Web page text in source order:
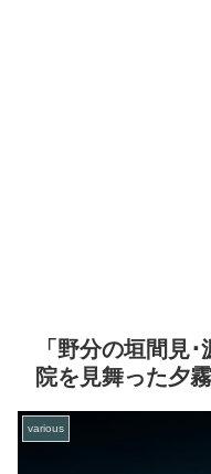
「野分の垣間見
院を見舞った夕
various